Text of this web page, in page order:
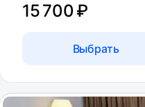
15 700 ₽
Выбрать